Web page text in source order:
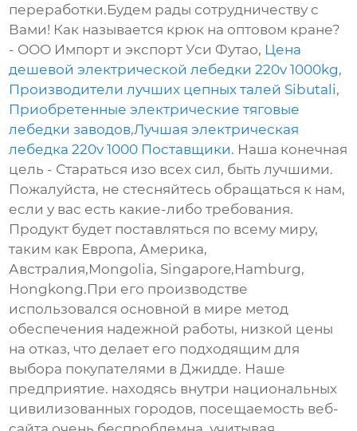
переработки.Будем рады сотрудничеству с
Вами! Как называется крюк на оптовом кране?
- ООО Импорт и экспорт Уси Футао, Цена
дешевой электрической лебедки 220v 1000kg,
Производители лучших цепных талей Sibutali,
Приобретенные электрические тяговые
лебедки заводов,Лучшая электрическая
лебедка 220v 1000 Поставщики. Наша конечная
цель - Стараться изо всех сил, быть лучшими.
Пожалуйста, не стесняйтесь обращаться к нам,
если у вас есть какие-либо требования.
Продукт будет поставляться по всему миру,
таким как Европа, Америка,
Австралия,Mongolia, Singapore,Hamburg,
Hongkong.При его производстве
использовался основной в мире метод
обеспечения надежной работы, низкой цены
на отказ, что делает его подходящим для
выбора покупателями в Джидде. Наше
предприятие. находясь внутри национальных
цивилизованных городов, посещаемость веб-